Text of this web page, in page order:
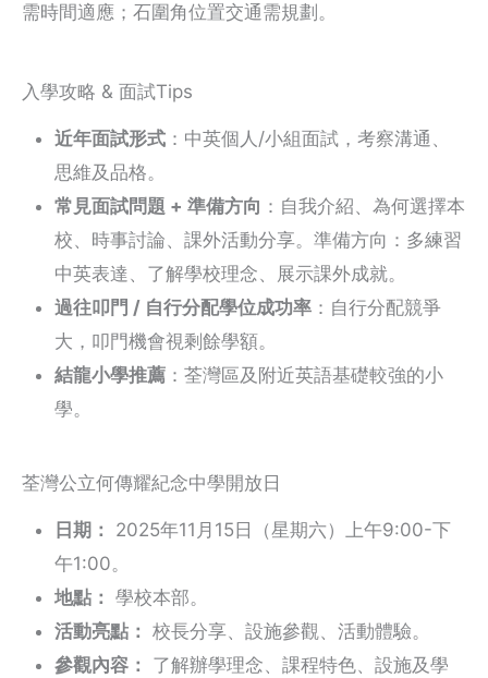
需時間適應；石圍角位置交通需規劃。
入學攻略 & 面試Tips
近年面試形式 ：中英個人/小組面試，考察溝通、
思維及品格。
常見面試問題 + 準備方向 ：自我介紹、為何選擇本
校、時事討論、課外活動分享。準備方向：多練習
中英表達、了解學校理念、展示課外成就。
過往叩門 / 自行分配學位成功率 ：自行分配競爭
大，叩門機會視剩餘學額。
結龍小學推薦 ：荃灣區及附近英語基礎較強的小
學。
荃灣公立何傳耀紀念中學開放日
日期：
2025年11月15日（星期六）上午9:00-下
午1:00。
地點： 學校本部。
活動亮點： 校長分享、設施參觀、活動體驗。
參觀內容：
了解辦學理念、課程特色、設施及學